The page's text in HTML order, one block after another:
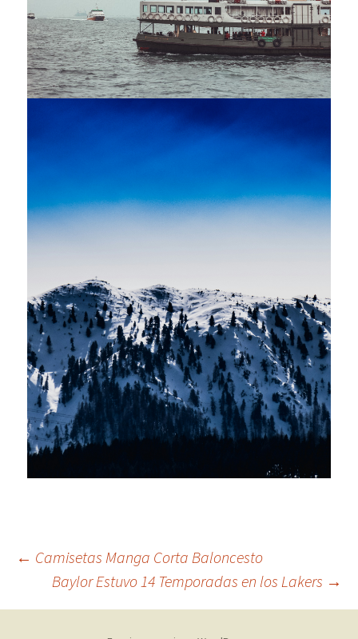
Navegación
de
← Camisetas Manga Corta Baloncesto
Baylor Estuvo 14 Temporadas en los Lakers →